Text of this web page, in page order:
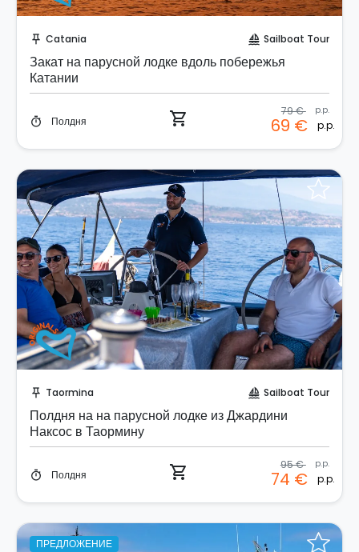
push_pin Catania sailing Sailboat Tour
Закат на парусной лодке вдоль побережья
Катании
timer Полдня shopping_cart 79 € p.p.
69 € p.p.
push_pin Taormina sailing Sailboat Tour
Полдня на на парусной лодке из Джардини
Наксос в Таормину
timer Полдня shopping_cart 95 € p.p.
74 € p.p.
ПРЕДЛОЖЕНИЕ